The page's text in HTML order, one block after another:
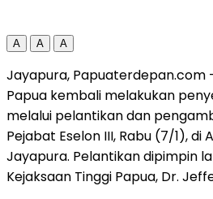
A A A
Jayapura, Papuaterdepan.com
Papua kembali melakukan
melalui pelantikan dan
Pejabat Eselon III, Rabu (7/1), di
Jayapura. Pelantikan dipimpin
Kejaksaan Tinggi Papua, Dr.